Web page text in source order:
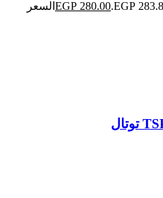
EGP 280.00
السعر